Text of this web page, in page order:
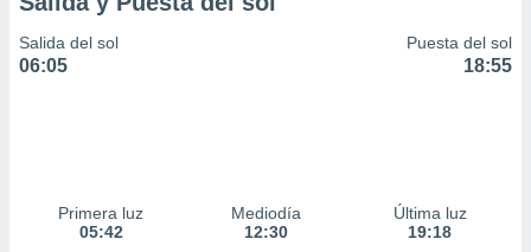
perfiles
utilizar
contenido
Salida del sol
06:05
Puesta del sol
18:55
Primera luz
05:42
Mediodía
12:30
Última luz
19:18